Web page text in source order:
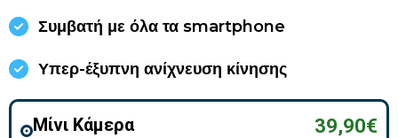
Συμβατή με όλα τα smartphone
Υπερ-έξυπνη ανίχνευση κίνησης
Μίνι Κάμερα 39,90€